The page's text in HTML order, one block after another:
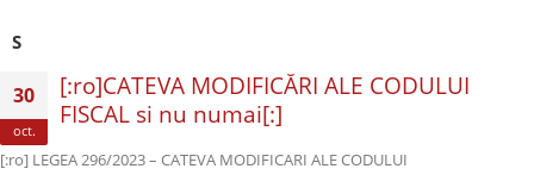
S
30
oct.
[:ro]CATEVA MODIFICĂRI ALE CODULUI
FISCAL si nu numai[:]
[:ro] LEGEA 296/2023 – CATEVA MODIFICARI ALE CODULUI